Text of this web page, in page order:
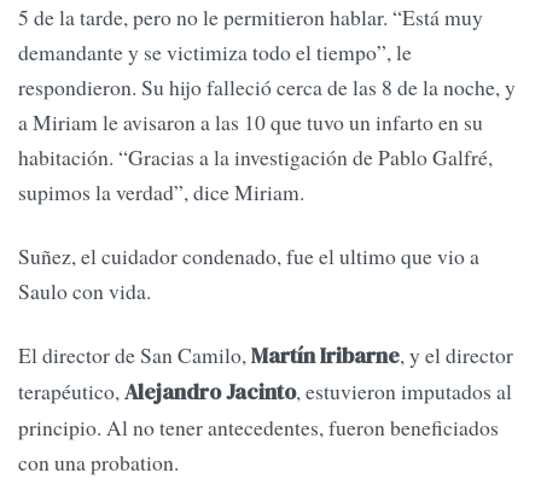
5 de la tarde, pero no le permitieron hablar. “Está muy
demandante y se victimiza todo el tiempo”, le
respondieron. Su hijo falleció cerca de las 8 de la noche, y
a Miriam le avisaron a las 10 que tuvo un infarto en su
habitación. “Gracias a la investigación de Pablo Galfré,
supimos la verdad”, dice Miriam.
Suñez, el cuidador condenado, fue el ultimo que vio a
Saulo con vida.
El director de San Camilo,Martín Iribarne, y el director
terapéutico,Alejandro Jacinto, estuvieron imputados al
principio. Al no tener antecedentes, fueron beneficiados
con una probation.